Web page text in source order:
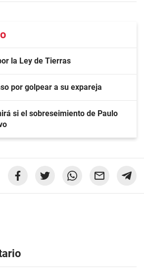
la Ley de Tierras
por golpear a su expareja
si el sobreseimiento de Paulo